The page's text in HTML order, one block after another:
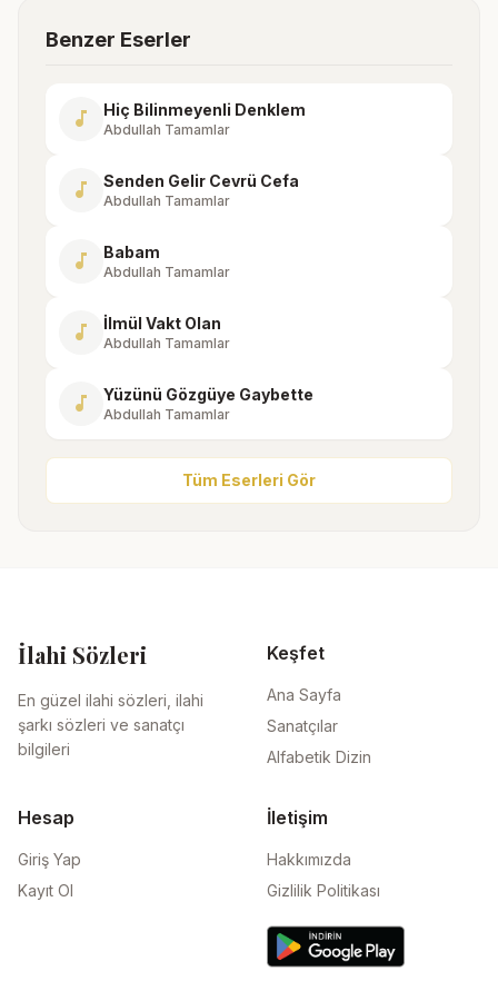
Benzer Eserler
music_note Hiç Bilinmeyenli Denklem
Abdullah Tamamlar
music_note Senden Gelir Cevrü Cefa
Abdullah Tamamlar
music_note Babam
Abdullah Tamamlar
music_note İlmül Vakt Olan
Abdullah Tamamlar
music_note Yüzünü Gözgüye Gaybette
Abdullah Tamamlar
Tüm Eserleri Gör
İlahi Sözleri
En güzel ilahi sözleri, ilahi
şarkı sözleri ve sanatçı
bilgileri
Keşfet
Ana Sayfa
Sanatçılar
Alfabetik Dizin
Hesap
Giriş Yap
Kayıt Ol
İletişim
Hakkımızda
Gizlilik Politikası